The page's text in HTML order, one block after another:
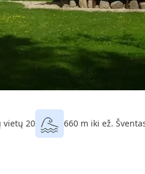
vietų 20 660 m iki ež.